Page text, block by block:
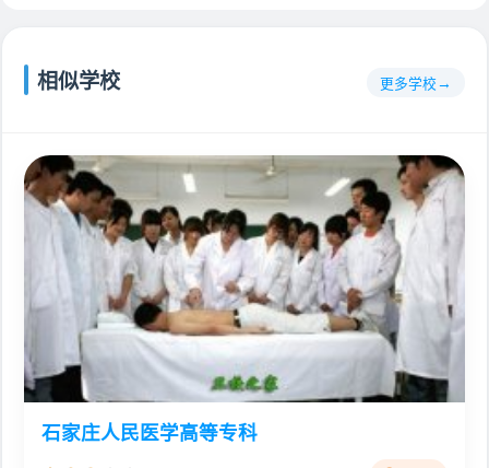
相似学校 更多学校
石家庄人民医学高等专科